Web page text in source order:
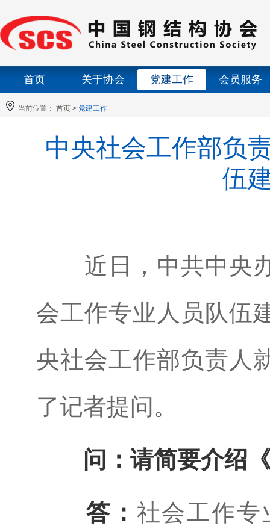
首页 关于协会 党建工作 会员服务
当前位置： 首页 > 党建工作
中央社会工作部负
伍
近日，中共中央办
会工作专业人员队伍
央社会工作部负责人
了记者提问。
问：请简要介绍
答： 社会工作专